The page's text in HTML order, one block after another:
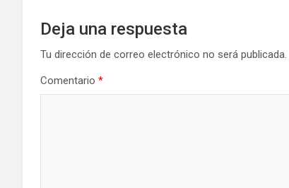
Deja una respuesta
Tu dirección de correo electrónico no será publicada.
Comentario *